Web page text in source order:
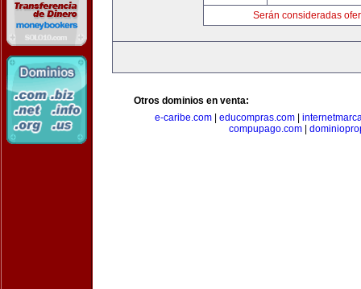
Serán consideradas
Otros dominios en venta:
e-caribe.com| educompras.com|
compupago.com|